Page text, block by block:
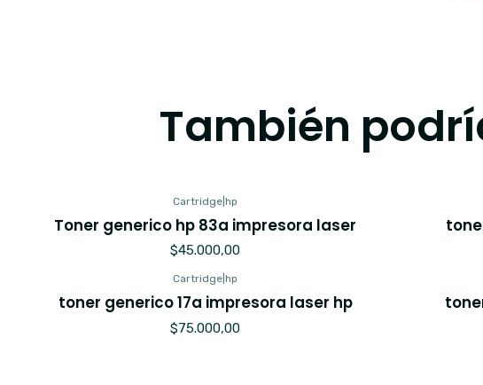
También
Cartridge |hp
Toner generico hp 83a impresora laser
$45.000,00
Cartridge |hp
toner generico 17a impresora laser hp
$75.000,00